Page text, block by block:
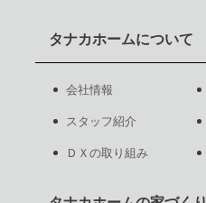
タナカホームについて
会社情報
スタッフ紹介
ＤＸの取り組み